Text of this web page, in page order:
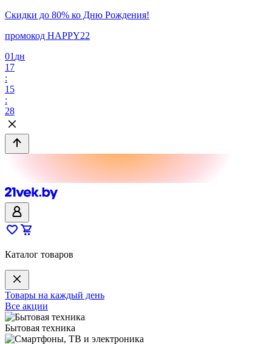
Скидки до 80% ко Дню Рождения!
промокод HAPPY22
01 дн
17
:
15
:
28
Каталог товаров
Товары на каждый день
Все акции
Бытовая техника